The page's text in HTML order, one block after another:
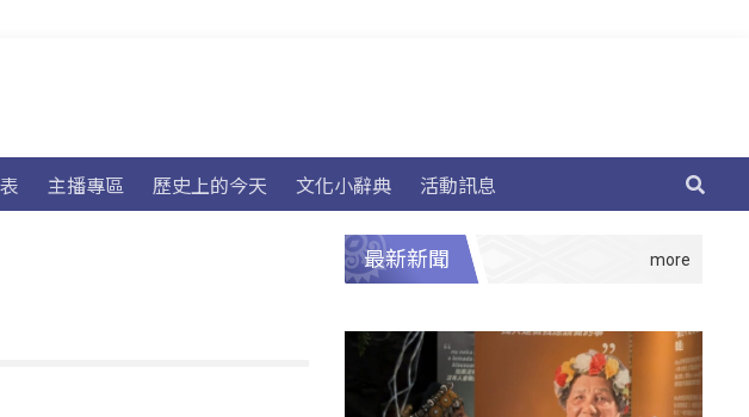
主播專區 歷史上的今天 文化小辭典 活動訊息
最新新聞